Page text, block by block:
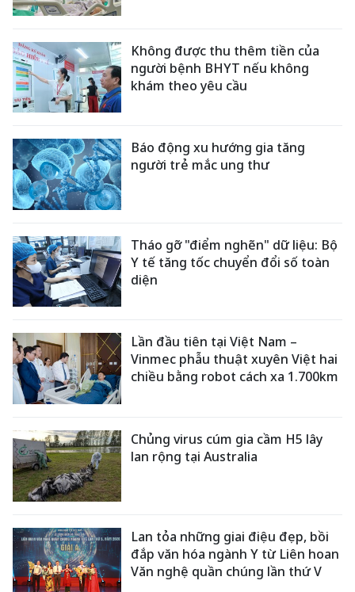
Không được thu thêm tiền của
người bệnh BHYT nếu không
khám theo yêu cầu
Báo động xu hướng gia tăng
người trẻ mắc ung thư
Tháo gỡ "điểm nghẽn" dữ liệu: Bộ
Y tế tăng tốc chuyển đổi số toàn
diện
Lần đầu tiên tại Việt Nam –
Vinmec phẫu thuật xuyên Việt hai
chiều bằng robot cách xa 1.700km
Chủng virus cúm gia cầm H5 lây
lan rộng tại Australia
Lan tỏa những giai điệu đẹp, bồi
đắp văn hóa ngành Y từ Liên hoan
Văn nghệ quần chúng lần thứ V